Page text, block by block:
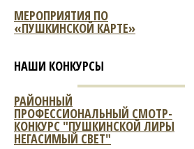
МЕРОПРИЯТИЯ ПО
«ПУШКИНСКОЙ КАРТЕ»
НАШИ КОНКУРСЫ
РАЙОННЫЙ
ПРОФЕССИОНАЛЬНЫЙ СМОТР-
КОНКУРС "ПУШКИНСКОЙ ЛИРЫ
НЕГАСИМЫЙ СВЕТ"